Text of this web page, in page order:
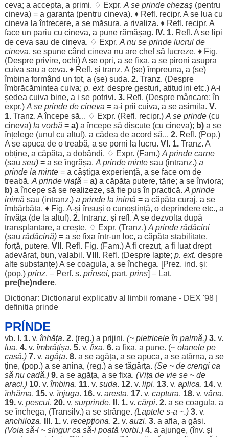
ceva; a accepta, a primi. ♢ Expr. A se prinde chezaș(pentru
cineva) = a garanta (pentru cineva). ♦ Refl. recipr. A se lua cu
cineva laîntrecere, a se măsura, a rivaliza. ♦ Refl. recipr. A
faceun pariu cu cineva, a pune rămășag. IV. 1.Refl. A se lipi
de ceva sau de cineva. ♢ Expr. A nu se prinde lucrulde
cineva, se spune când cineva nu are chefsă lucreze. ♦ Fig.
(Despre privire, ochi) A se opri, a se fixa, a se pironi asupra
cuiva sau a ceva. ♦ Refl. și tranz. A (se)împreuna, a (se)
îmbina formând un tot, a (se) suda. 2.Tranz. (Despre
îmbrăcămintea cuiva; p. ext. despre gesturi, atitudini etc.) A-i
ședea cuiva bine, a i se potrivi. 3.Refl. (Despre mâncare; în
expr.) A se prinde de cineva = a-i prii cuiva, a se asimila. V.
1.Tranz. Aîncepesă... ♢ Expr. (Refl. recipr.) A se prinde(cu
cineva) la vorbă = a)aîncepesă discute(cu cineva); b)a se
înțelege(unul cu altul ), a cădea de acord să... 2.Refl. (Pop.)
A se apuca de o treabă, a se porni la lucru. VI . 1.Tranz. A
obține, a căpăta, a dobândi. ♢ Expr. (Fam.) A prinde carne
(sau seu)= a seîngrășa. A prinde mintesau (intranz.) a
prinde la minte= a câștiga experiență, a se face omde
treabă. A prinde viață = a)a căpăta putere, tărie; a seînviora;
b)aîncepesă se realizeze, să fie pusîn practică. A prinde
inimă sau (intranz.) a prinde la inimă = a căpăta curaj, a se
îmbărbăta. ♦ Fig. A-șiînsuși o cunoștință, o deprindereetc., a
învăța (de la altul ). 2.Intranz. și refl. A se dezvolta după
transplantare, a crește. ♢ Expr. (Tranz.) A prinde rădăcini
(sau rădăcină)= a se fixa într-un loc, a căpăta stabilitate,
forță, putere. VII .Refl. Fig. (Fam.) A fi crezut, a fi luat drept
adevărat, bun, valabil . VIII .Refl. (Despre lapte; p. ext. despre
alte substanțe) A se coagula, a seînchega. [Prez. ind. și:
(pop.) prinz. – Perf. s. prinsei, part. prins] – Lat.
pre(he)ndere.
Dictionar: Dictionarul explicativ al limbii romane - DEX '98|
definitia prinde
PRÍNDE
vb. . 1.v. înhăța. 2.(reg.) a prijini. (~ pietriceleîn palmă.) 3.v.
lua. 4.v. îmbrățișa. 5.v. fixa. 6.a fixa, a pune. (~ olanelepe
casă.) 7.v. agăța. 8.a se agăța, a se apuca, a se atârna, a se
ține, (pop.) a se anina, (reg.) a se tăgârța. (Se ~ de crengica
să nu cadă.) 9.a se agăța, a se fixa. (Vița de viese ~ de
araci.) 10.v. îmbina. 11.v. suda. 12.v. lipi. 13.v. aplica. 14.v.
înhăma. 15.v. înjuga. 16.v. aresta. 17.v. captura. 18.v. vâna.
19.v. pescui. 20.v. surprinde. . 1.v. cârpi. 2.a se coagula, a
seînchega, (Transilv.) a se strânge. (Lapteles-a ~.) 3.v.
anchiloza. III. 1.v. recepționa. 2.v. auzi. 3.a afla, a găsi.
(Voia să-l ~ singurca să-i poată vorbi.) 4.a ajunge, (înv. și